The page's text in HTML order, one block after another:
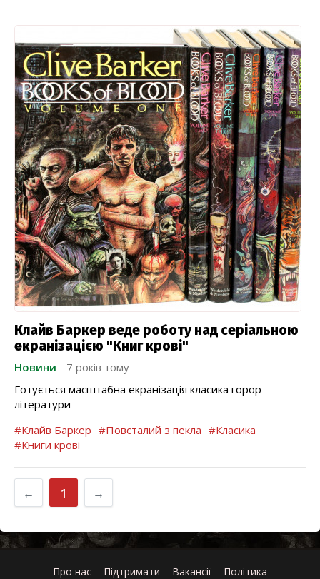
Клайв Баркер веде роботу над серіальною
екранізацією "Книг крові"
Новини
7 років тому
Готується масштабна екранізація класика горор-
літератури
#Клайв Баркер #Повсталий з пекла #Класика
#Книги крові
← 1 →
Про нас Підтримати Вакансії
Політика